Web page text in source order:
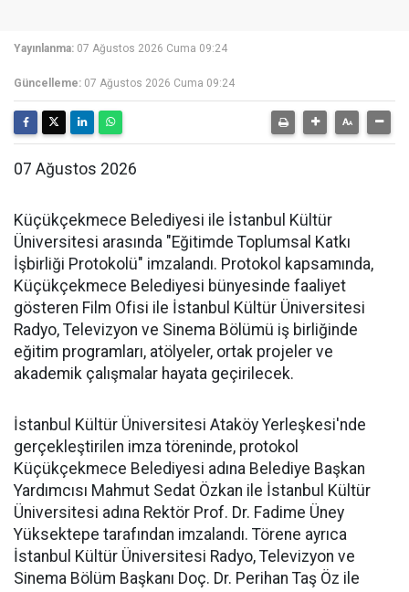
Yayınlanma: 07 Ağustos 2026 Cuma 09:24
Güncelleme: 07 Ağustos 2026 Cuma 09:24
07 Ağustos 2026
Küçükçekmece Belediyesi ile İstanbul Kültür
Üniversitesi arasında "Eğitimde Toplumsal Katkı
İşbirliği Protokolü" imzalandı. Protokol kapsamında,
Küçükçekmece Belediyesi bünyesinde faaliyet
gösteren Film Ofisi ile İstanbul Kültür Üniversitesi
Radyo, Televizyon ve Sinema Bölümü iş birliğinde
eğitim programları, atölyeler, ortak projeler ve
akademik çalışmalar hayata geçirilecek.
İstanbul Kültür Üniversitesi Ataköy Yerleşkesi'nde
gerçekleştirilen imza töreninde, protokol
Küçükçekmece Belediyesi adına Belediye Başkan
Yardımcısı Mahmut Sedat Özkan ile İstanbul Kültür
Üniversitesi adına Rektör Prof. Dr. Fadime Üney
Yüksektepe tarafından imzalandı. Törene ayrıca
İstanbul Kültür Üniversitesi Radyo, Televizyon ve
Sinema Bölüm Başkanı Doç. Dr. Perihan Taş Öz ile